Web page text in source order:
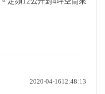
2020-04-1612:48:13